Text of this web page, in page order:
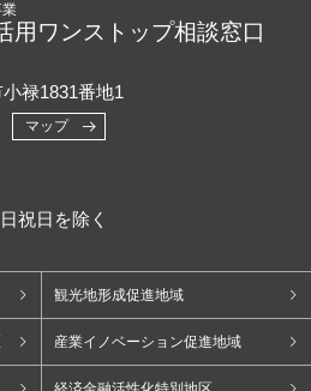
業
用ワンストップ相談窓口
禄1831番地1
マップ
祝日を除く
観光地形成促進地域
産業イノベーション促進地域